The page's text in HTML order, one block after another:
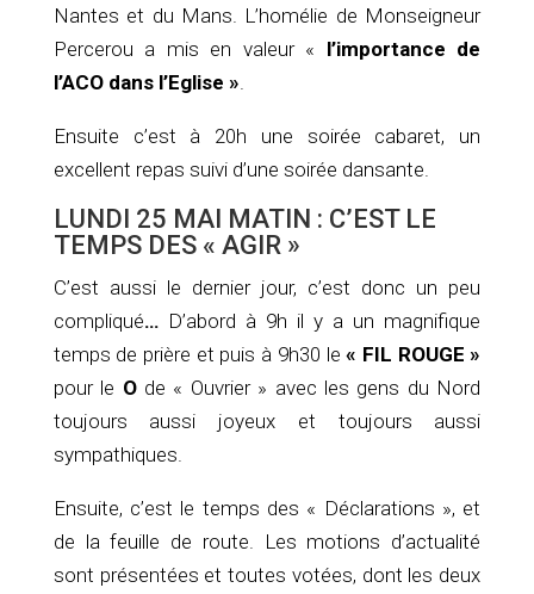
Nantes et du Mans. L’homélie de Monseigneur
Percerou a mis en valeur « l’importance de
l’ACO dans l’Eglise »
Ensuite c’est à 20h une soirée cabaret, un
excellent repas suivi d’une soirée dansante.
LUNDI 25 MAI MATIN : C’EST LE
TEMPS DES « AGIR »
C’est aussi le dernier jour, c’est donc un peu
compliqué… D’abord à 9h il y a un magnifique
temps de prière et puis à 9h30 le« FIL ROUGE »
pour le Ode « Ouvrier » avec les gens du Nord
toujours aussi joyeux et toujours aussi
sympathiques.
Ensuite, c’est le temps des « Déclarations », et
de la feuille de route. Les motions d’actualité
sont présentées et toutes votées, dont les deux